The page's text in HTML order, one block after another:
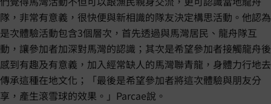
隊，非常有意義，很快便與新相識的隊友決定構思活動。他認為
是次體驗活動包含3個層次，首先透過與馬灣居民、龍舟隊互
動，讓參加者加深對馬灣的認識；其次是希望參加者接觸龍舟後
感到有趣及有意義，加入經常缺人的馬灣聯青龍，身體力行地去
傳承這種在地文化；「最後是希望參加者將這次體驗與朋友分
享，產生滾雪球的效果。」Parcae說。